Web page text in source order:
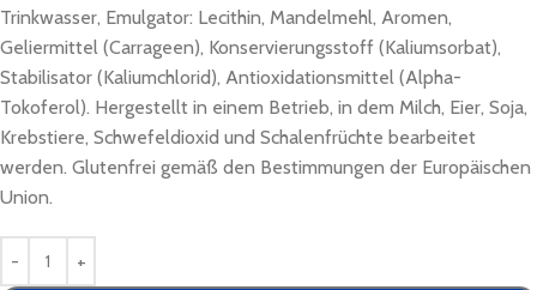
Trinkwasser, Emulgator: Lecithin, Mandelmehl, Aromen,
Geliermittel (Carrageen), Konservierungsstoff (Kaliumsorbat),
Stabilisator (Kaliumchlorid), Antioxidationsmittel (Alpha-
Tokoferol). Hergestellt in einem Betrieb, in dem Milch, Eier, Soja,
Krebstiere, Schwefeldioxid und Schalenfrüchte bearbeitet
werden. Glutenfrei gemäß den Bestimmungen der Europäischen
Union.